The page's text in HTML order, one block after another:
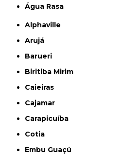
Água Rasa
Alphaville
Arujá
Barueri
Biritiba Mirim
Caieiras
Cajamar
Carapicuíba
Cotia
Embu Guaçú